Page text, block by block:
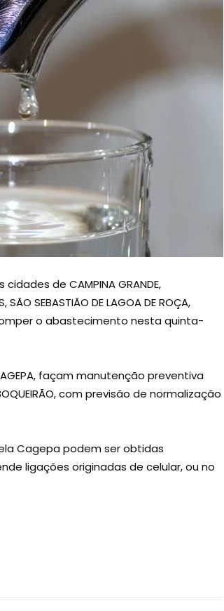
de CAMPINA GRANDE,
SÃO SEBASTIÃO DE LAGOA DE ROÇA,
o abastecimento nesta quinta-
façam manutenção preventiva
com previsão de normalização
Cagepa podem ser obtidas
ligações originadas de celular, ou no